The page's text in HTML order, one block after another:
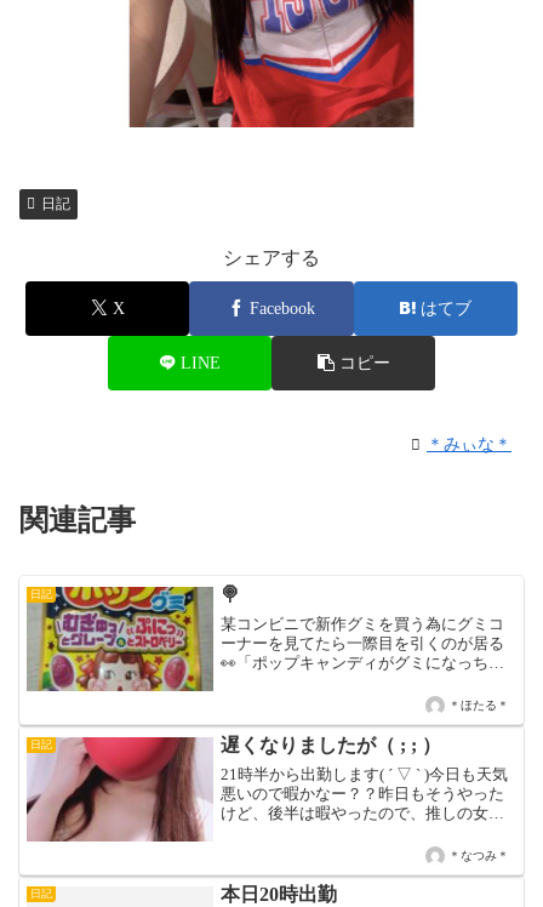
日記
シェアする
X Facebook はてブ
LINE コピー
＊みぃな＊
関連記事
日記 🍭
某コンビニで新作グミを買う為にグミコ
ーナーを見てたら一際目を引くのが居る
👀「ポップキャンディがグミになっちゃ
見しました🧐早速、買って食べてみまし
たが確かに、袋に書いて有る通りポップ
キャンディをグミにした感...
＊ほたる＊
日記 遅くなりましたが（ ; ; ）
21時半から出勤します( ´ ▽ ` )今日も天気
悪いので暇かなー？？昨日もそうやった
けど、後半は暇やったので、推しの女の
)/昨日夜中にラーメン食べたから朝起きた
時、ちょっと顔が浮腫んでたけど...
＊なつみ＊
日記 本日20時出勤